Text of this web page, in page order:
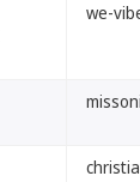
we-